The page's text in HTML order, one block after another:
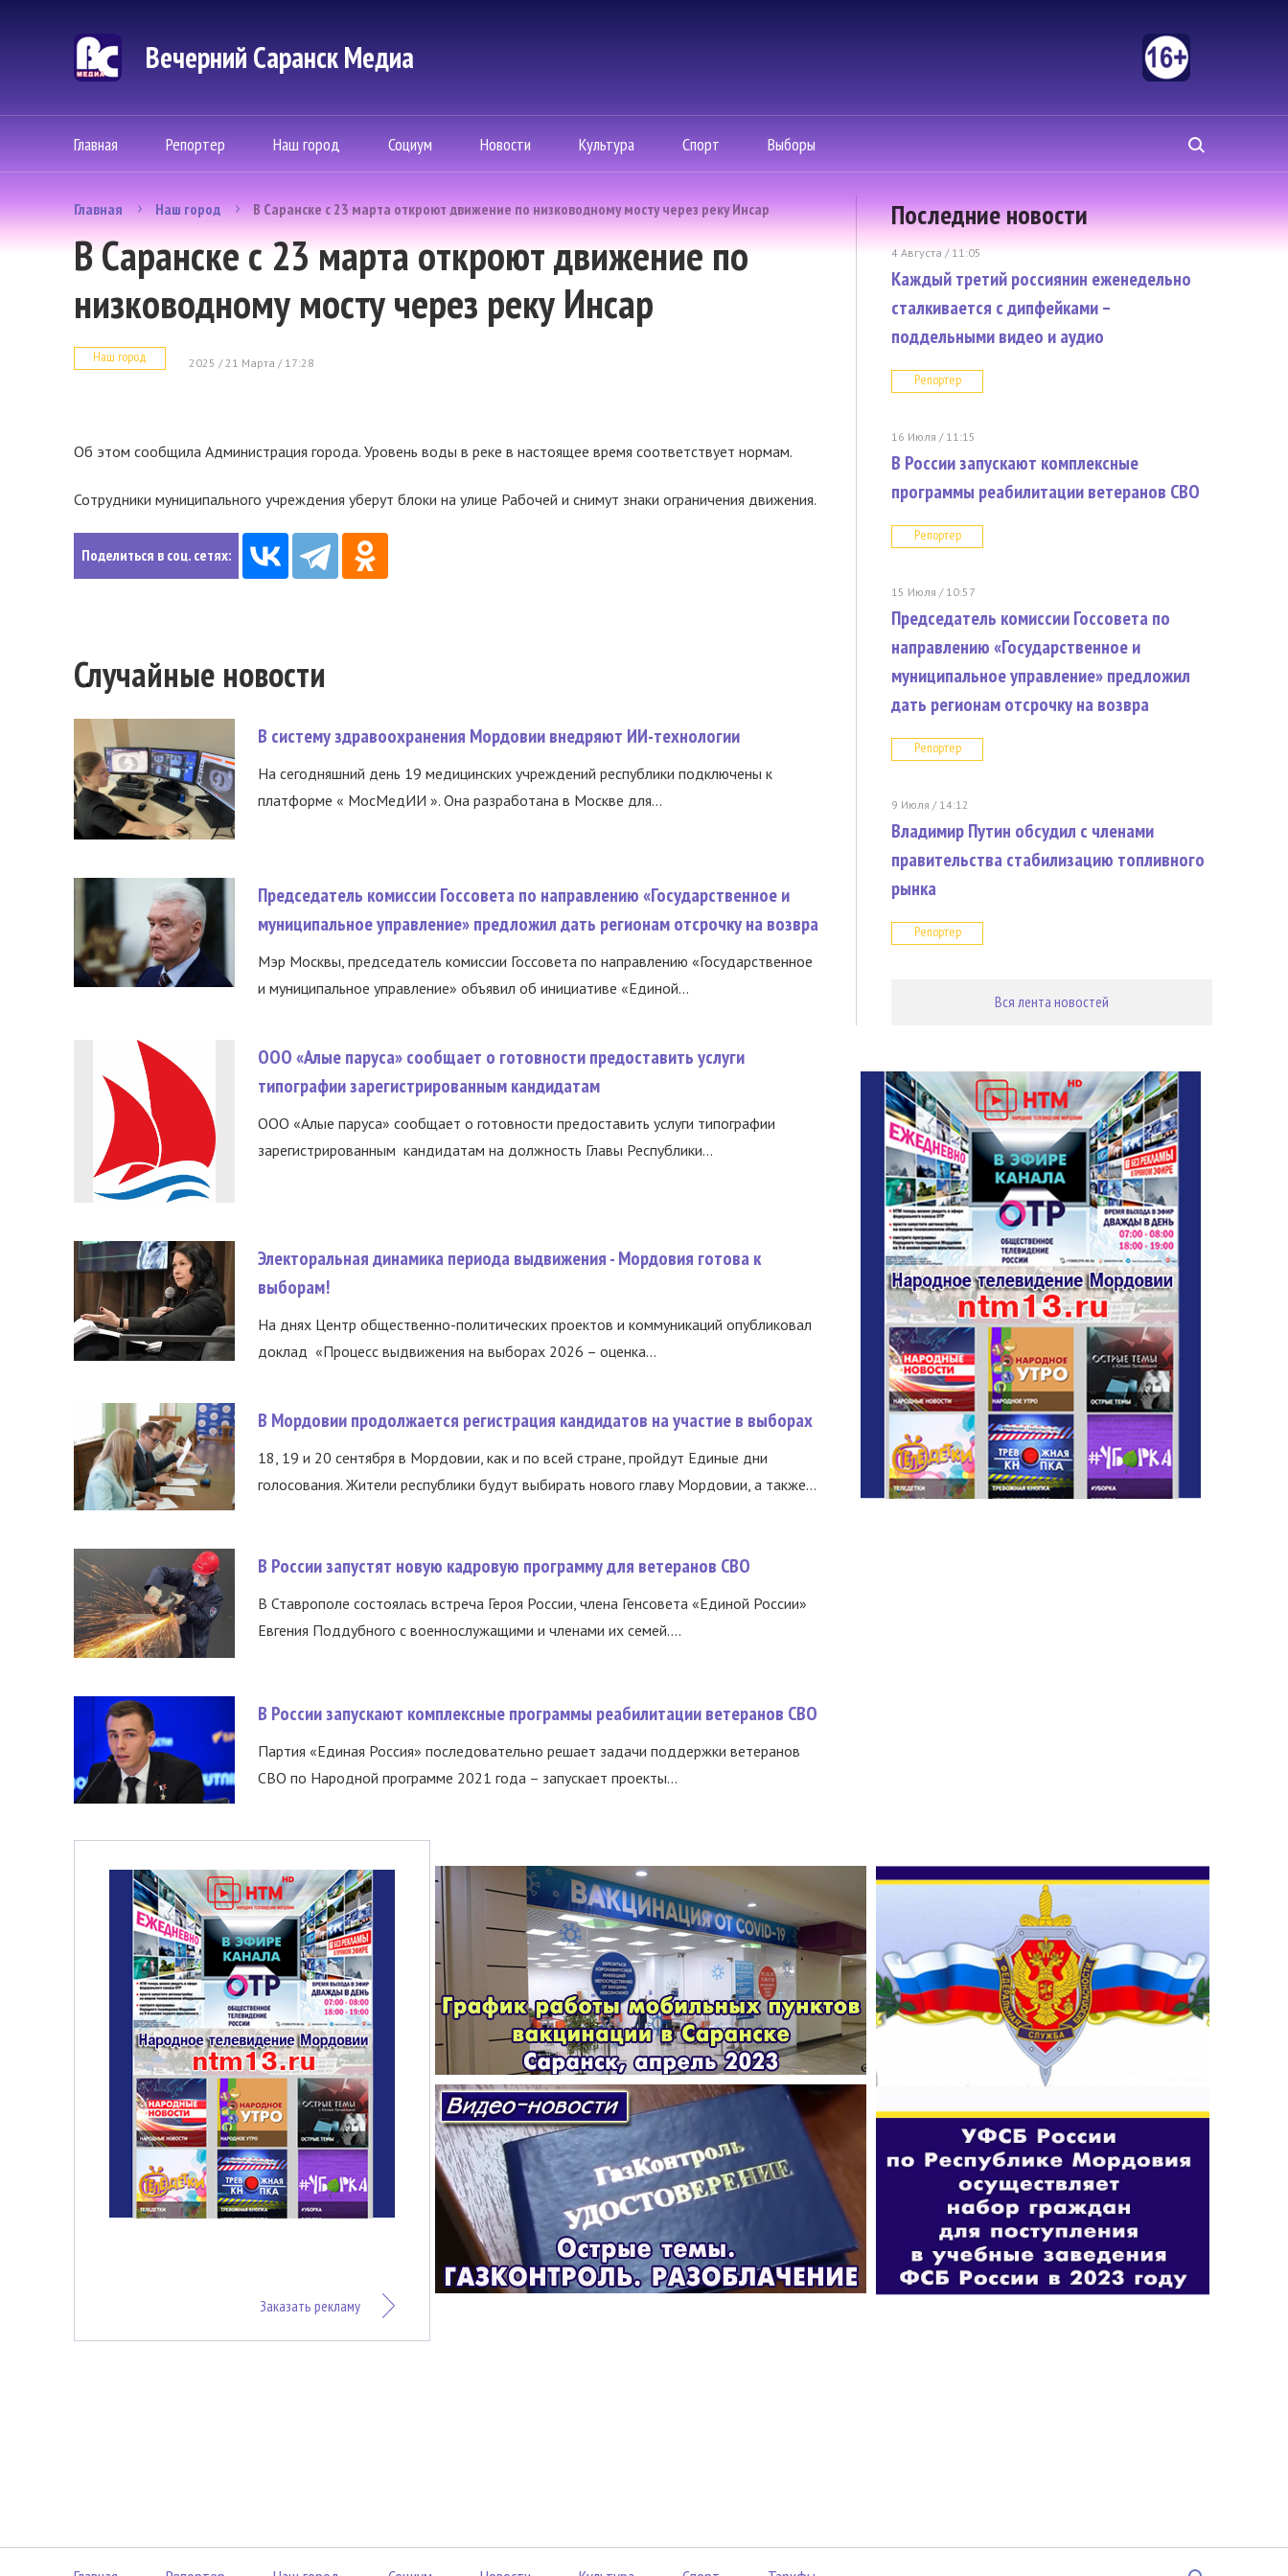
Вечерний Саранск Mедиа
Главная Репортер Наш город Социум Новости Культура Спорт Выборы
Главная Наш город В Саранске с 23 марта откроют движение по низководному мосту через реку Инсар
В Саранске с 23 марта откроют движение по
низководному мосту через реку Инсар
Наш город 2025 / 21 Марта / 17:28
Об этом сообщила Администрация города. Уровень воды в реке в настоящее время соответствует нормам.
Сотрудники муниципального учреждения уберут блоки на улице Рабочей и снимут знаки ограничения движения.
Поделиться в соц. сетях:
Случайные новости
В систему здравоохранения Мордовии внедряют ИИ-технологии
На сегодняшний день 19 медицинских учреждений республики подключены к
платформе « МосМедИИ ». Она разработана в Москве для...
Председатель комиссии Госсовета по направлению «Государственное и
муниципальное управление» предложил дать регионам отсрочку на возвра
Мэр Москвы, председатель комиссии Госсовета по направлению «Государственное
и муниципальное управление» объявил об инициативе «Единой...
ООО «Алые паруса» сообщает о готовности предоставить услуги
типографии зарегистрированным кандидатам
ООО «Алые паруса» сообщает о готовности предоставить услуги типографии
зарегистрированным кандидатам на должность Главы Республики...
Электоральная динамика периода выдвижения - Мордовия готова к
выборам!
На днях Центр общественно-политических проектов и коммуникаций опубликовал
доклад «Процесс выдвижения на выборах 2026 – оценка...
В Мордовии продолжается регистрация кандидатов на участие в выборах
18, 19 и 20 сентября в Мордовии, как и по всей стране, пройдут Единые дни
голосования. Жители республики будут выбирать нового главу Мордовии, а также...
В России запустят новую кадровую программу для ветеранов СВО
В Ставрополе состоялась встреча Героя России, члена Генсовета «Единой России»
Евгения Поддубного с военнослужащими и членами их семей....
В России запускают комплексные программы реабилитации ветеранов СВО
Партия «Единая Россия» последовательно решает задачи поддержки ветеранов
СВО по Народной программе 2021 года – запускает проекты...
Последние новости
4 Августа / 11:05
Каждый третий россиянин еженедельно
сталкивается с дипфейками –
поддельными видео и аудио
Репортер
16 Июля / 11:15
В России запускают комплексные
программы реабилитации ветеранов СВО
Репортер
15 Июля / 10:57
Председатель комиссии Госсовета по
направлению «Государственное и
муниципальное управление» предложил
дать регионам отсрочку на возвра
Репортер
9 Июля / 14:12
Владимир Путин обсудил с членами
правительства стабилизацию топливного
рынка
Репортер
Вся лента новостей
Заказать рекламу